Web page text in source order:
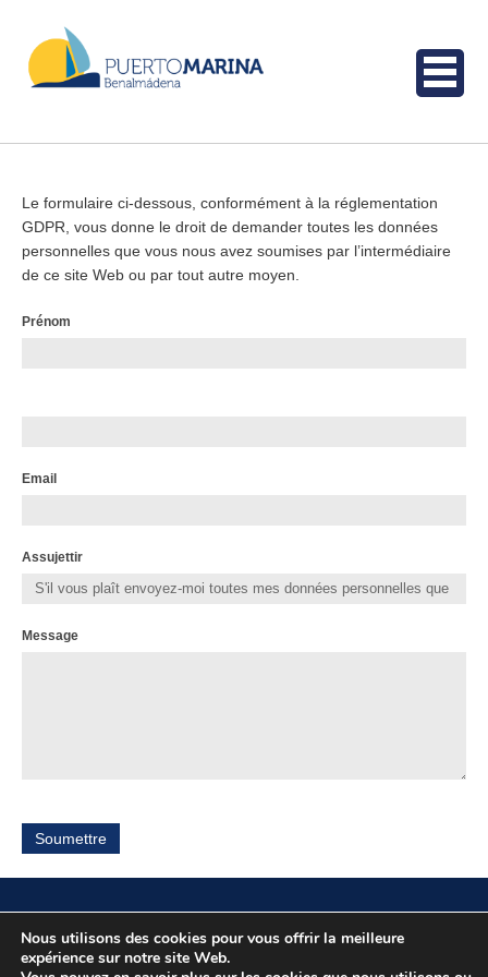
Le formulaire ci-dessous, conformément à la réglementation
GDPR, vous donne le droit de demander toutes les données
personnelles que vous nous avez soumises par l’intermédiaire
de ce site Web ou par tout autre moyen.
Request
Prénom
Email
Assujettir
Message
Soumettre
Localité
Nous utilisons des cookies pour vous offrir la meilleure
expérience sur notre site Web.